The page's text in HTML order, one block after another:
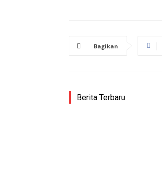
Bagikan
Berita Terbaru